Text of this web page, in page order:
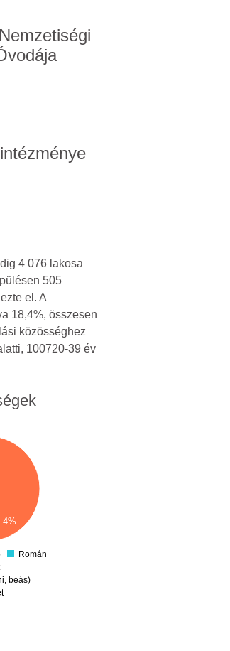
4 076 lakosa
505
el. A
18,4%, összesen
közösséghez
100720-39 év
Román
beás)